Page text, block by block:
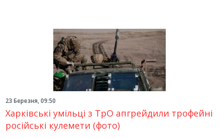
23 Березня, 09:50
Харківські умільці з ТрО апгрейдили трофейні
російські кулемети (фото)